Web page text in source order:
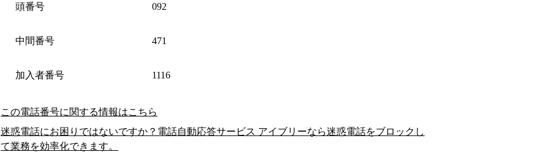
頭番号 092
中間番号 471
加入者番号 1116
この電話番号に関する情報はこちら
迷惑電話にお困りではないですか？電話自動応答サービス アイブリーなら迷惑電話をブロックし
て業務を効率化できます。